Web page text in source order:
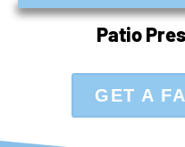
Patio
GET A